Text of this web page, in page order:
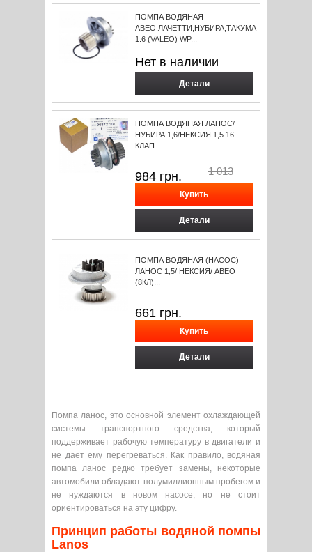
ПОМПА ВОДЯНАЯ
АВЕО,ЛАЧЕТТИ,НУБИРА,ТАКУМА
1.6 (VALEO) WP...
Нет в наличии
Детали
ПОМПА ВОДЯНАЯ ЛАНОС/
НУБИРА 1,6/НЕКСИЯ 1,5 16
КЛАП...
984 грн. 1 013
Детали
ПОМПА ВОДЯНАЯ (НАСОС)
ЛАНОС 1,5/ НЕКСИЯ/ АВЕО
(8КЛ)...
661 грн.
Детали
Помпа ланос, это основной элемент охлаждающей
системы транспортного средства, который
поддерживает рабочую температуру в двигатели и
не дает ему перегреваться. Как правило, водяная
помпа ланос редко требует замены, некоторые
автомобили обладают полумиллионным пробегом и
не нуждаются в новом насосе, но не стоит
ориентироваться на эту цифру.
Принцип работы водяной помпы
Lanos